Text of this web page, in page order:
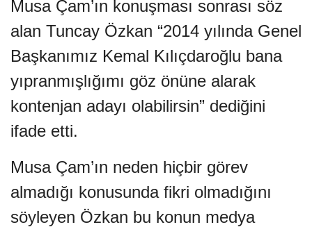
Musa Çam’ın konuşması sonrası söz
alan Tuncay Özkan “2014 yılında Genel
Başkanımız Kemal Kılıçdaroğlu bana
yıpranmışlığımı göz önüne alarak
kontenjan adayı olabilirsin” dediğini
ifade etti.
Musa Çam’ın neden hiçbir görev
almadığı konusunda fikri olmadığını
söyleyen Özkan bu konun medya